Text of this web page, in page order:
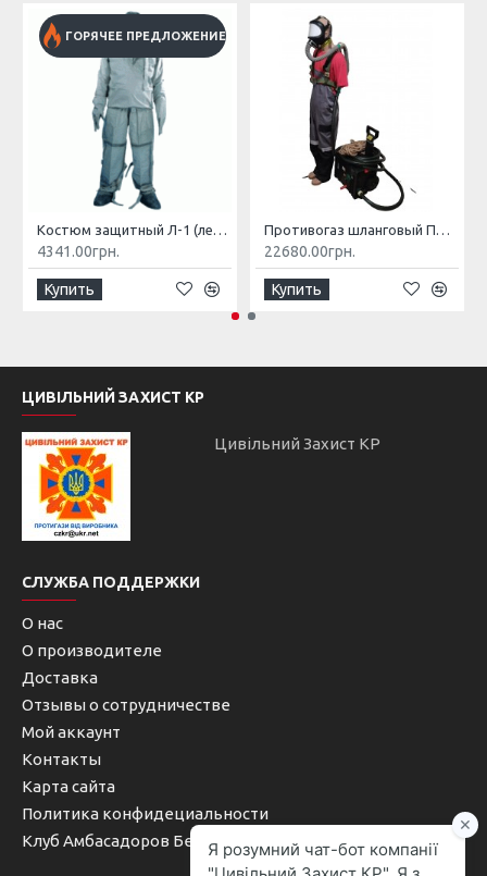
ГОРЯЧЕЕ ПРЕДЛОЖЕНИЕ
Костюм защитный Л-1 (легкий)
4341.00грн.
Купить
Противогаз шланговый ПШ-20РВ
22680.00грн.
Купить
ЦИВІЛЬНИЙ ЗАХИСТ КР
Цивільний Захист КР
СЛУЖБА ПОДДЕРЖКИ
О нас
О производителе
Доставка
Отзывы о сотрудничестве
Мой аккаунт
Контакты
Карта сайта
Политика конфидециальности
Клуб Амбасадоров Безопасности